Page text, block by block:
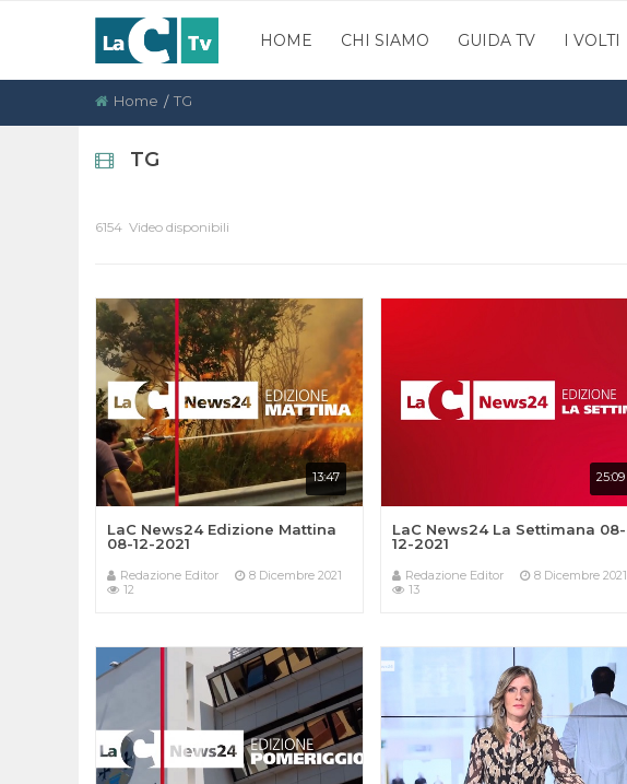
HOME CHI SIAMO GUIDA TV I VOLTI
Home TG
TG
6154 Video disponibili
13:47
LaC News24 Edizione Mattina
08-12-2021
Redazione Editor
8 Dicembre 2021
12
25:09
LaC News24 La Settimana 08-
12-2021
Redazione Editor
8 Dicembre 2021
13